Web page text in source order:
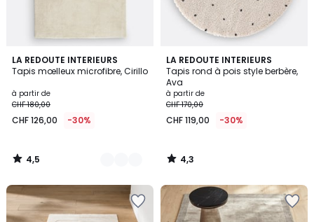
LA REDOUTE INTERIEURS
Tapis mœlleux microfibre, Cirillo
à partir de
CHF 180,00
CHF 126,00 -30%
4,5
/ 5
5
Couleurs
4,5
/
LA REDOUTE INTERIEURS
Tapis rond à pois style berbère,
Ava
à partir de
CHF 170,00
CHF 119,00 -30%
4,3
/ 5
4,3
/